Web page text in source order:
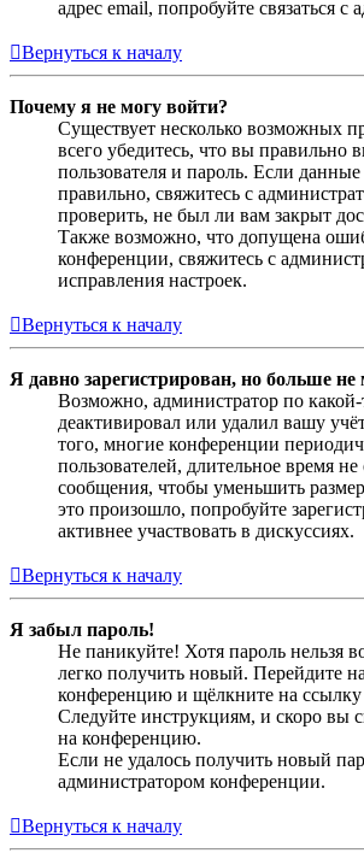
адрес email, попробуйте связаться с
Вернуться к началу
Почему я не могу войти?
Существует несколько возможных
всего убедитесь, что вы правильно
пользователя и пароль. Если
правильно, свяжитесь с
проверить, не был ли вам закрыт
Также возможно, что допущена
конференции, свяжитесь с
исправления настроек.
Вернуться к началу
Я давно зарегистрирован, но больше не
Возможно, администратор по
деактивировал или удалил вашу
того, многие конференции
пользователей, длительное время
сообщения, чтобы уменьшить
это произошло, попробуйте
активнее участвовать в дискуссиях.
Вернуться к началу
Я забыл пароль!
Не паникуйте! Хотя пароль нельзя
легко получить новый. Перейдите
конференцию и щёлкните на ссылку
Следуйте инструкциям, и скоро вы
на конференцию.
Если не удалось получить новый
администратором конференции.
Вернуться к началу